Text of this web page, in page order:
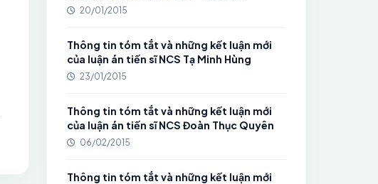
20/01/2015
Thông tin tóm tắt và những kết luận mới
của luận án tiến sĩ NCS Tạ Minh Hùng
23/01/2015
Thông tin tóm tắt và những kết luận mới
của luận án tiến sĩ NCS Đoàn Thục Quyên
06/02/2015
Thông tin tóm tắt và những kết luận mới